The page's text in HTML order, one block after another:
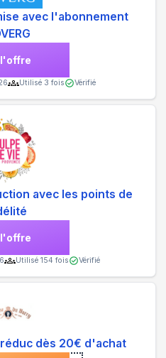
avec l'abonnement
Utilisé 3 fois Vérifié
avec les points de
Utilisé 154 fois Vérifié
dès 20€ d'achat